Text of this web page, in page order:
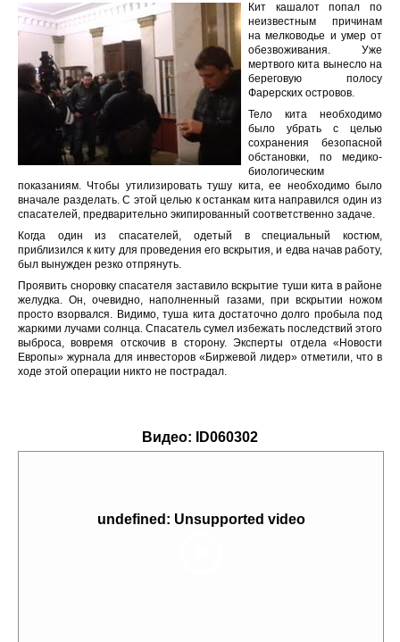
Кит кашалот попал по
неизвестным причинам
на мелководье и умер от
обезвоживания. Уже
мертвого кита вынесло на
береговую полосу
Фарерских островов.
Тело кита необходимо
было убрать с целью
сохранения безопасной
обстановки, по медико-
биологическим
показаниям. Чтобы утилизировать тушу кита, ее необходимо было
вначале разделать. С этой целью к останкам кита направился один из
спасателей, предварительно экипированный соответственно задаче.
Когда один из спасателей, одетый в специальный костюм,
приблизился к киту для проведения его вскрытия, и едва начав работу,
был вынужден резко отпрянуть.
Проявить сноровку спасателя заставило вскрытие туши кита в районе
желудка. Он, очевидно, наполненный газами, при вскрытии ножом
просто взорвался. Видимо, туша кита достаточно долго пробыла под
жаркими лучами солнца. Спасатель сумел избежать последствий этого
выброса, вовремя отскочив в сторону. Эксперты отдела «Новости
Европы» журнала для инвесторов «Биржевой лидер» отметили, что в
ходе этой операции никто не пострадал.
Видео: ID060302
undefined: Unsupported video